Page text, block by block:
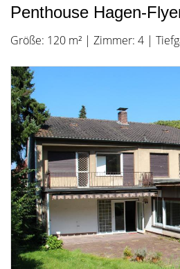
Penthouse Hagen-
Größe: 120 m² | Zimmer: 4 |